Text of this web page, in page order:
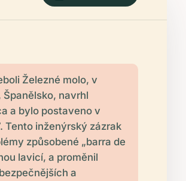
Železné molo, v
navrhl
a bylo postaveno v
Tento inženýrský zázrak
způsobené „barra de
lavicí, a proměnil
a